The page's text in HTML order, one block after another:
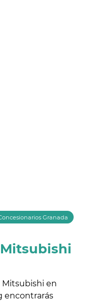
Granada
Mitsubishi en
encontrarás